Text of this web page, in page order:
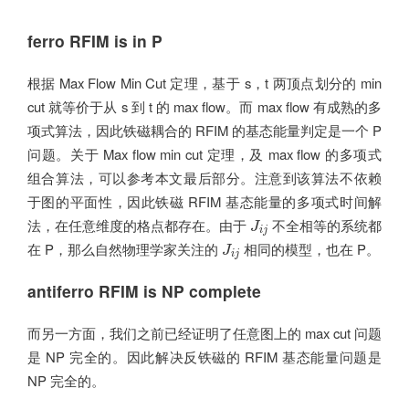
ferro RFIM is in P
根据 Max Flow Min Cut 定理，基于 s，t 两顶点划分的 min
cut 就等价于从 s 到 t 的 max flow。而 max flow 有成熟的多
项式算法，因此铁磁耦合的 RFIM 的基态能量判定是一个 P
问题。关于 Max flow min cut 定理，及 max flow 的多项式
组合算法，可以参考本文最后部分。注意到该算法不依赖
于图的平面性，因此铁磁 RFIM 基态能量的多项式时间解
法，在任意维度的格点都存在。由于 Jij
Jij 不全相等的系统都
在 P，那么自然物理学家关注的 Jij
Jij 相同的模型，也在 P。
antiferro RFIM is NP complete
而另一方面，我们之前已经证明了任意图上的 max cut 问题
是 NP 完全的。因此解决反铁磁的 RFIM 基态能量问题是
NP 完全的。